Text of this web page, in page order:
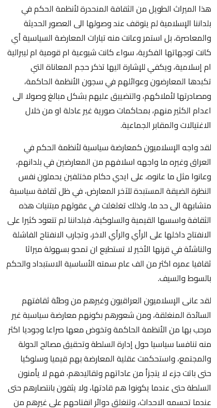
هذا الميراث الطويل من الثقافة المنحدرة لأنظمة الحكم في
بلداننا الإسلامية لم يتوقف عند وصولها الى العصور الحديثة
والمعاصرة، بل استمر وعانت منه تيارات المعارضة السياسية أي
كانت توجهاتها الفكرية، سواء كانت شيوعية ام قومية ام ليبرالية
ام إسلامية، ويكفي للإشارة اليها تذكر حجم المعاناة التي
تكبدها المعارضون وعوائلهم في سجون الأنظمة الحاكمة،
ومصادرتها لأملاكهم، والتضييق عليهم بشكل مبالغ وصولا الى
اعدام الكثير منهم، بمحاكمات صورية غير عادلة او من خلال
الاغتيالات والمقابر الجماعية.
لقد واجه الإسلاميون كمعارضة سياسية لأنظمة الحكم في
العراق وغيره ما واجهه اسلافهم من المعارضين في بلدانهم،
وعانوا مثل ما عانوه، على ايدي حكام مختلفين يحملون نفس
النظرة الضيقة المستبدة للآخر المعارض، في ظل ثقافة سياسية
متشابهة الى حد ما، ولذلك تغلغلت في عقولهم مبتنيات هذه
الثقافة واسسها القيمية والسلوكية، فبلداننا لم تتعود كثيرا على
الانفتاح داخلها على الرأي والرأي الاخر، وتجارب الانفتاح الفاشلة
والناشئة في قرنها الأخير لا تستطيع ان تمحو بسهولة ميراثا
ثقافيا عمره اكثر من الف عام سمته الأساسية الاستبداد والحكم
بالسوط والسيف.
لقد عانى الإسلاميون العراقيون وغيرهم من وطئة ثقافتهم
السائدة المنغلقة، ومن شعورهم بكونهم معارضة سياسية غير
مرحب بها من الأنظمة الحاكمة وتخوض معها صراعا وجوديا اكثر
منه تنافسا سياسيا حول إدارة السلطة وتحقيق مصالح الدولة
والمجتمع، واستحكمت عقلية المعارضة بهم قيميا وسلوكيا
حتى باتت جزء لا يتجزأ من عاداتهم وتقاليدهم، فهم لا يأمنون
السلطة حتى عندما يكونوا هم قادتها، ولا يثقون بانتصارهم حتى
عندما تحسمه الاحداث، وتنغلق دوائر انفتاحهم على غيرهم من